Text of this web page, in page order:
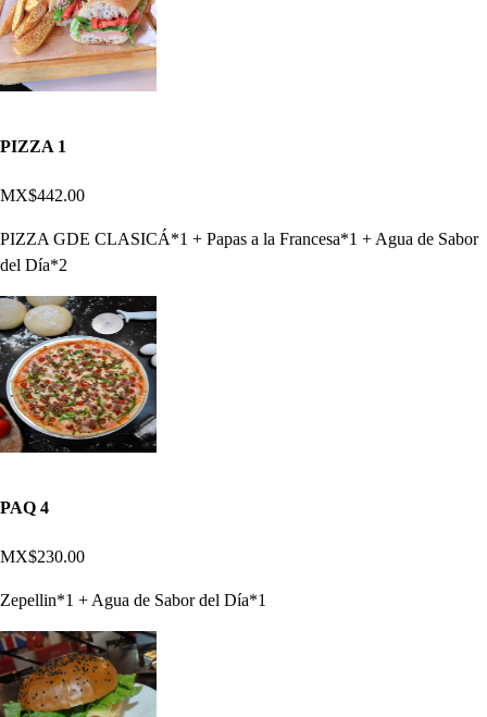
PIZZA 1
MX$442.00
PIZZA GDE CLASICÁ*1 + Papas a la Francesa*1 + Agua de Sabor
del Día*2
PAQ 4
MX$230.00
Zepellin*1 + Agua de Sabor del Día*1